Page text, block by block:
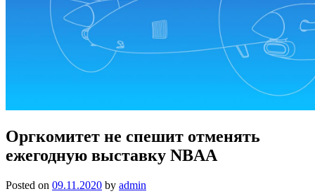
Оргкомитет не спешит отменять
ежегодную выставку NBAA
Posted on 09.11.2020 by admin